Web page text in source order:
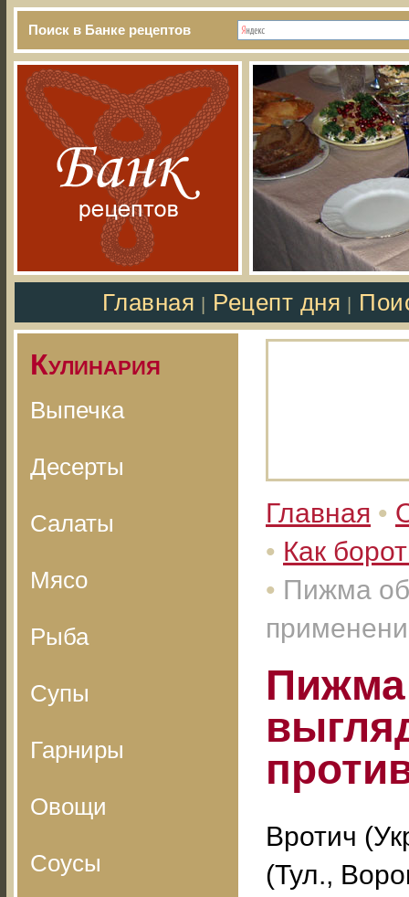
Поиск в Банке рецептов
Главная Рецепт дня
Кулинария
Выпечка
Десерты
Салаты
Мясо
Рыба
Супы
Гарниры
Овощи
Соусы
Главная •
• Как
• Пижма
Пижма
Вротич
(Тул.,